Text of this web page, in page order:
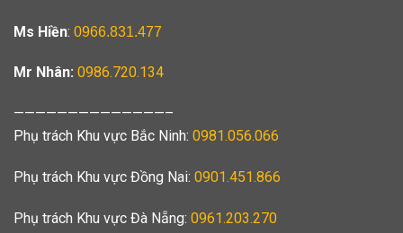
Ms Hiền: 0966.831.477
Mr Nhân: 0986.720.134
——————————————–
Phụ trách Khu vực Bắc Ninh: 0981.056.066
Phụ trách Khu vực Đồng Nai: 0901.451.866
Phụ trách Khu vực Đà Nẵng: 0961.203.270